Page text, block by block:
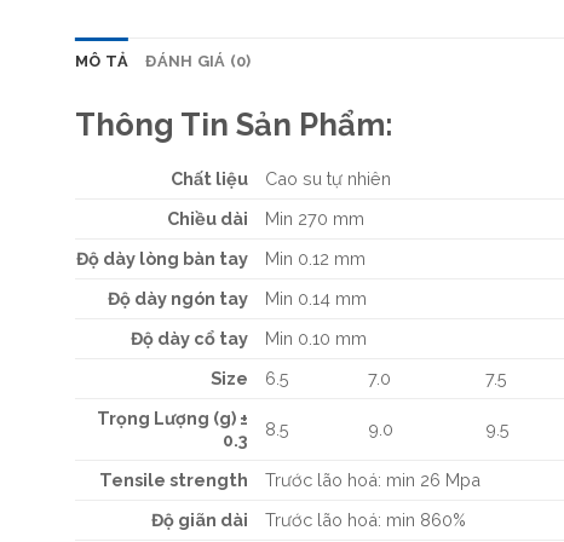
MÔ TẢ ĐÁNH GIÁ (0)
Thông Tin Sản Phẩm:
Chất liệu
Cao su tự nhiên
Chiều dài
Min 270 mm
Độ dày lòng bàn tay
Min 0.12 mm
Độ dày ngón tay
Min 0.14 mm
Độ dày cổ tay
Min 0.10 mm
Size
6.5 7.0 7.5
Trọng Lượng (g) ±
0.3
8.5 9.0 9.5
Tensile strength Trước lão hoá: min 26 Mpa
Độ giãn dài
Trước lão hoá: min 860%